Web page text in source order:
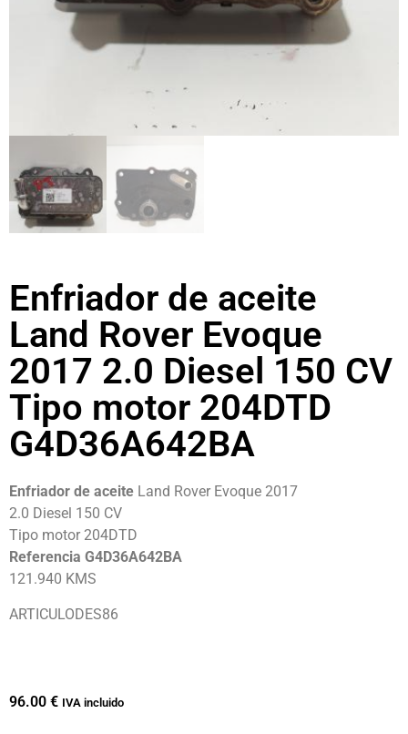
Enfriador de aceite
Land Rover Evoque
2017 2.0 Diesel 150 CV
Tipo motor 204DTD
G4D36A642BA
Enfriador de aceite Land Rover Evoque 2017
2.0 Diesel 150 CV
Tipo motor 204DTD
Referencia G4D36A642BA
121.940 KMS
ARTICULODES86
96.00 € IVA incluido